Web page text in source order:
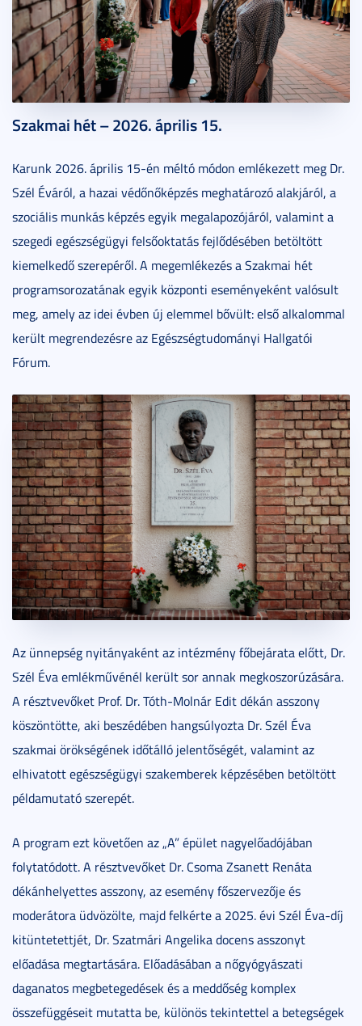
Szakmai hét – 2026. április 15.
Karunk 2026. április 15-én méltó módon emlékezett meg Dr.
Szél Éváról, a hazai védőnőképzés meghatározó alakjáról, a
szociális munkás képzés egyik megalapozójáról, valamint a
szegedi egészségügyi felsőoktatás fejlődésében betöltött
kiemelkedő szerepéről. A megemlékezés a Szakmai hét
programsorozatának egyik központi eseményeként valósult
meg, amely az idei évben új elemmel bővült: első alkalommal
került megrendezésre az Egészségtudományi Hallgatói
Fórum.
Az ünnepség nyitányaként az intézmény főbejárata előtt, Dr.
Szél Éva emlékművénél került sor annak megkoszorúzására.
A résztvevőket Prof. Dr. Tóth-Molnár Edit dékán asszony
köszöntötte, aki beszédében hangsúlyozta Dr. Szél Éva
szakmai örökségének időtálló jelentőségét, valamint az
elhivatott egészségügyi szakemberek képzésében betöltött
példamutató szerepét.
A program ezt követően az „A” épület nagyelőadójában
folytatódott. A résztvevőket Dr. Csoma Zsanett Renáta
dékánhelyettes asszony, az esemény főszervezője és
moderátora üdvözölte, majd felkérte a 2025. évi Szél Éva-díj
kitüntetettjét, Dr. Szatmári Angelika docens asszonyt
előadása megtartására. Előadásában a nőgyógyászati
daganatos megbetegedések és a meddőség komplex
összefüggéseit mutatta be, különös tekintettel a betegségek